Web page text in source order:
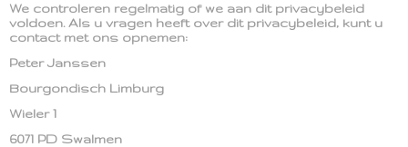
We controleren regelmatig of we aan dit privacybeleid
voldoen. Als u vragen heeft over dit privacybeleid, kunt u
contact met ons opnemen:
Peter Janssen
Bourgondisch Limburg
Wieler 1
6071 PD Swalmen